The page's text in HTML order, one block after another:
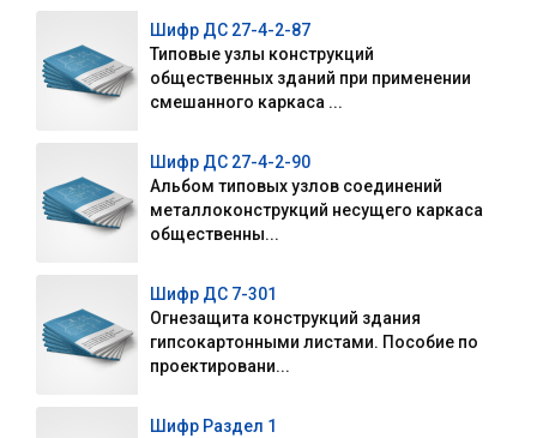
Шифр ДС 27-4-2-87
Типовые узлы конструкций
общественных зданий при применении
смешанного каркаса ...
Шифр ДС 27-4-2-90
Альбом типовых узлов соединений
металлоконструкций несущего каркаса
общественны...
Шифр ДС 7-301
Огнезащита конструкций здания
гипсокартонными листами. Пособие по
проектировани...
Шифр Раздел 1